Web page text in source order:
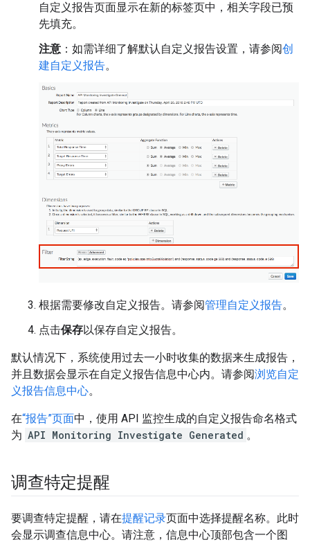
自定义报告页面显示在新的标签页中，相关字段已预
先填充。
注意 ：如需详细了解默认自定义报告设置，请参阅创
建自定义报告。
根据需要修改自定义报告。请参阅管理自定义报告。
点击保存以保存自定义报告。
默认情况下，系统使用过去一小时收集的数据来生成报告，
并且数据会显示在自定义报告信息中心内。请参阅浏览自定
义报告信息中心。
在“报告”页面中，使用 API 监控生成的自定义报告命名格式
为 API Monitoring Investigate Generated 。
调查特定提醒
要调查特定提醒，请在提醒记录页面中选择提醒名称。此时
会显示调查信息中心。请注意，信息中心顶部包含一个图